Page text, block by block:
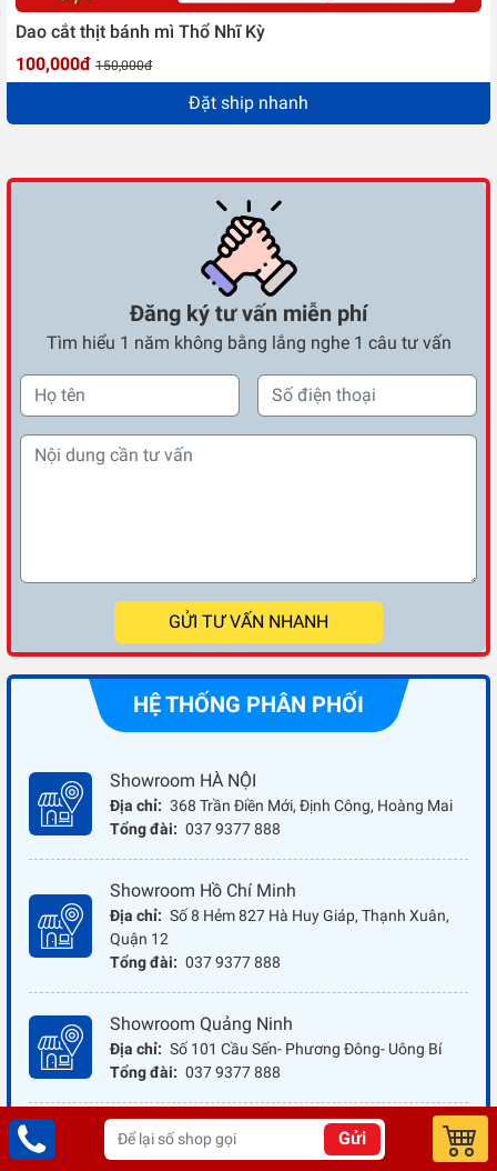
Dao cắt thịt bánh mì Thổ Nhĩ Kỳ
100,000đ 150,000đ
Đặt ship nhanh
Đăng ký tư vấn miễn phí
Tìm hiểu 1 năm không bằng lắng nghe 1 câu tư vấn
GỬI TƯ VẤN NHANH
HỆ THỐNG PHÂN PHỐI
Showroom HÀ NỘI
Địa chỉ: 368 Trần Điền Mới, Định Công, Hoàng Mai
Tổng đài: 037 9377 888
Showroom Hồ Chí Minh
Địa chỉ: Số 8 Hẻm 827 Hà Huy Giáp, Thạnh Xuân,
Quận 12
Tổng đài: 037 9377 888
Showroom Quảng Ninh
Địa chỉ: Số 101 Cầu Sến- Phương Đông- Uông Bí
Tổng đài: 037 9377 888
Showroom Thái Bình
Địa chỉ: Đối diện ủy ban nhân dân xã Vũ Hoà - Kiến
Gửi